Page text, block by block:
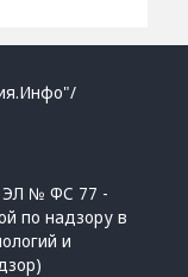
ЭЛ № ФС 77 -
по надзору в
и